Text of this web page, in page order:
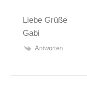
Liebe Grüße
Gabi
Antworten